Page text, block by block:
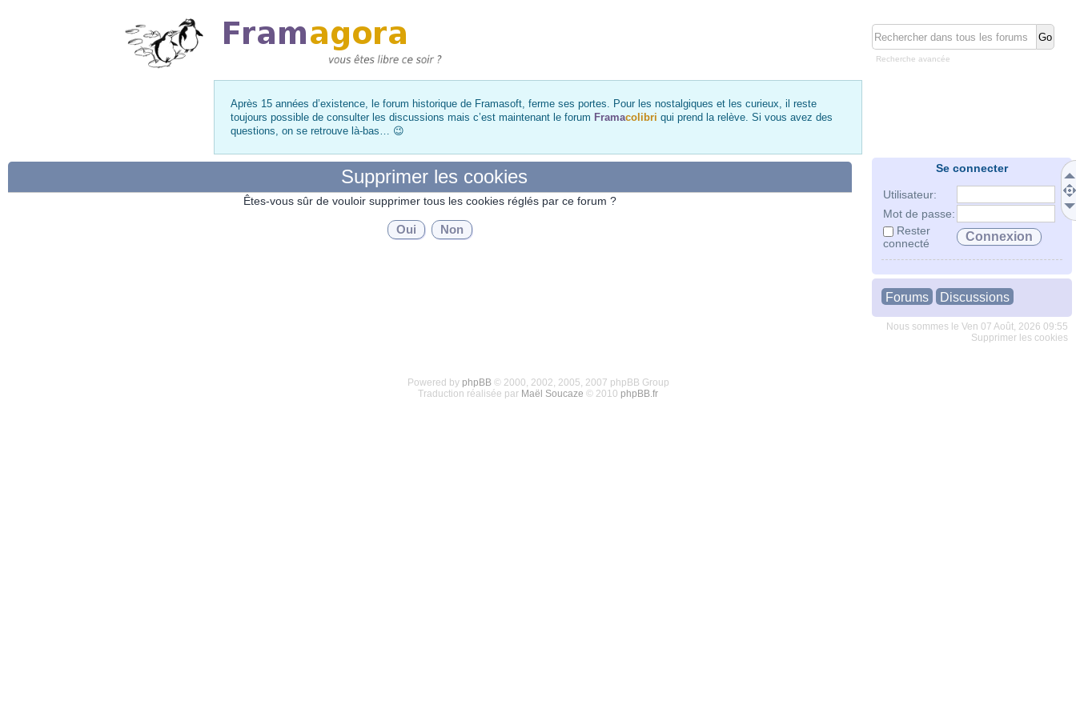
Recherche avancée
Après 15 années d’existence, le forum historique de Framasoft, ferme ses portes. Pour les nostalgiques et les curieux, il reste
toujours possible de consulter les discussions mais c’est maintenant le forum Framacolibri qui prend la relève. Si vous avez des
questions, on se retrouve là-bas… 😉
Se connecter
Utilisateur:
Mot de passe:
Rester
connecté
Forums Discussions
Nous sommes le Ven 07 Août, 2026 09:55
Supprimer les cookies
Supprimer les cookies
Êtes-vous sûr de vouloir supprimer tous les cookies réglés par ce forum ?
Powered by phpBB© 2000, 2002, 2005, 2007 phpBB Group
Traduction réalisée par Maël Soucaze © 2010 phpBB.fr